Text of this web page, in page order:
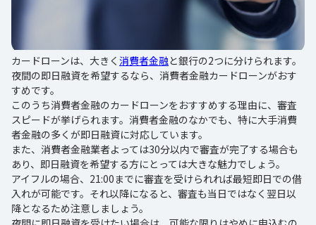
カードローンは、大きく 消費者金融と銀行の2つに分けられます。
夜間の即日融資を希望するなら、消費者金融カードローンがおす
すめです。
このうち消費者金融のカードローンをおすすめする理由に、審査
スピードが挙げられます。消費者金融のなかでも、特に大手消費
者金融の多くが即日融資に対応しています。
また、消費者金融業者よっては30分以内で審査が完了する場合も
あり、即日融資を希望する方にとっては大きな魅力でしょう。
アイフルの場合、21:00までに審査を受けられれば最短即日での借
入れが可能です。それ以降になると、審査も当日ではなく翌日以
降となるため注意しましょう。